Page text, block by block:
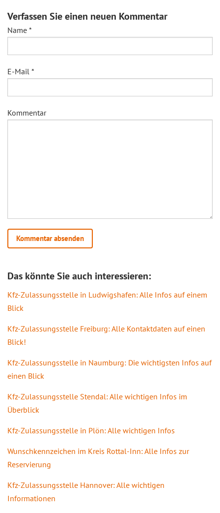
Verfassen Sie einen neuen Kommentar
Name *
E-Mail *
Kommentar
Das könnte Sie auch interessieren:
Kfz-Zulassungsstelle in Ludwigshafen: Alle Infos auf einem
Blick
Kfz-Zulassungsstelle Freiburg: Alle Kontaktdaten auf einen
Blick!
Kfz-Zulassungsstelle in Naumburg: Die wichtigsten Infos auf
einen Blick
Kfz-Zulassungsstelle Stendal: Alle wichtigen Infos im
Überblick
Kfz-Zulassungsstelle in Plön: Alle wichtigen Infos
Wunschkennzeichen im Kreis Rottal-Inn: Alle Infos zur
Reservierung
Kfz-Zulassungsstelle Hannover: Alle wichtigen
Informationen